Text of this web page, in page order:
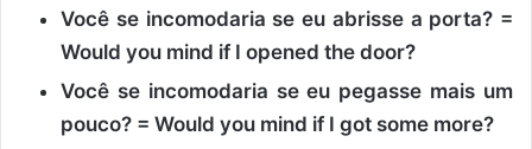
Você se incomodaria se eu abrisse a porta? =
Would you mind if I opened the door?
Você se incomodaria se eu pegasse mais um
pouco? = Would you mind if I got some more?